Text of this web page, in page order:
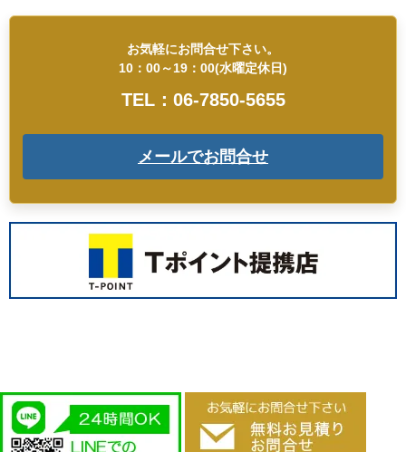
お気軽にお問合せ下さい。
10：00～19：00(水曜定休日)
TEL：06-7850-5655
メールでお問合せ